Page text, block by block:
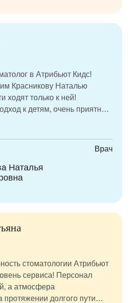
свою работу и переживает
идут на приём без страха и
а для родителей это очень
в Атрибьют Кидс!
Красникову Наталью
ходят только к ней!
к детям, очень приятная
без уколов!
Врач
Наталья
стоматологии Атрибьют
сервиса! Персонал
а атмосфера
долгого пути